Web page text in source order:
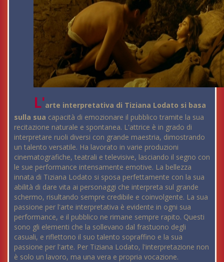
L'arte interpretativa di Tiziana Lodato si basa
sulla sua capacità di emozionare il pubblico tramite la sua
recitazione naturale e spontanea. L'attrice è in grado di
interpretare ruoli diversi con grande maestria, dimostrando
un talento versatile. Ha lavorato in varie produzioni
cinematografiche, teatrali e televisive, lasciando il segno con
le sue performance intensamente emotive. La bellezza
innata di Tiziana Lodato si sposa perfettamente con la sua
abilità di dare vita ai personaggi che interpreta sul grande
schermo, risultando sempre credibile e coinvolgente. La sua
passione per l'arte interpretativa è evidente in ogni sua
performance, e il pubblico ne rimane sempre rapito. Questi
sono gli elementi che la sollevano dal frastuono degli
casuali, e riflettono il suo talento sopraffino e la sua
passione per l'arte. Per Tiziana Lodato, l'interpretazione non
è solo un lavoro, ma una vera e propria vocazione.